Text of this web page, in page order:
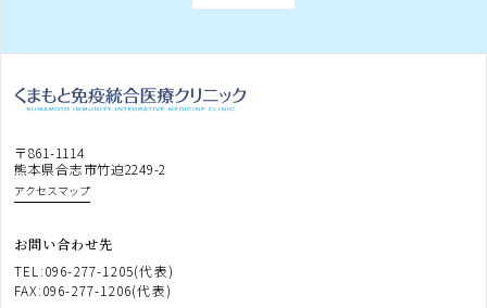
〒861-1114
熊本県合志市竹迫2249-2
アクセスマップ
お問い合わせ先
TEL:096-277-1205(代表)
FAX:096-277-1206(代表)